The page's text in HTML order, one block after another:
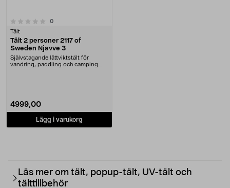
0recensioner
Tält
Tält 2 personer 2117 of
Sweden Njavve 3
Självstagande lättviktstält för
vandring, paddling och camping.
4999,00
Lägg i varukorg
Läs mer om tält, popup-tält, UV-tält och
tälttillbehör